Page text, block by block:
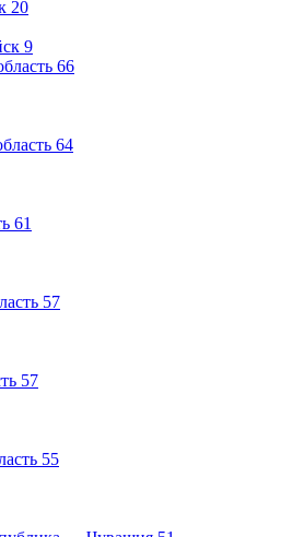
20
9
66
64
61
57
57
55